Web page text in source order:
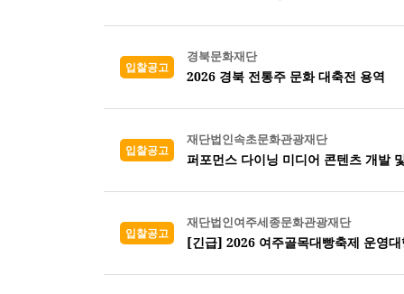
입찰공고
경북문화재단
2026 경북 전통주 문화 대축전 용역
입찰공고
재단법인속초문화관광재단
퍼포먼스 다이닝 미디어 콘텐츠 개발
입찰공고
재단법인여주세종문화관광재단
[긴급] 2026 여주골목대빵축제 운영